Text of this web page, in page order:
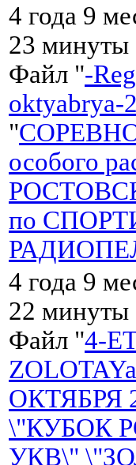
4 года 9
23 минуты
Файл "-
oktyabrya-
"
особого
по
4 года 9
22 минуты
Файл "4-
ОКТЯБРЯ
\"КУБОК
УКВ\"